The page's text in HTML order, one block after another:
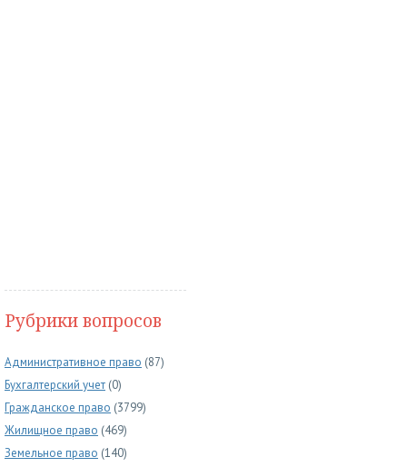
Рубрики вопросов
Административное право (87)
Бухгалтерский учет (0)
Гражданское право (3799)
Жилищное право (469)
Земельное право (140)